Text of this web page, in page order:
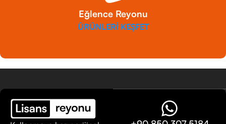
Eğlence Reyonu
ÜRÜNLERİ KEŞFET